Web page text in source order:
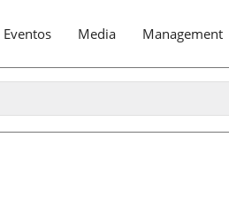
Eventos Media Management